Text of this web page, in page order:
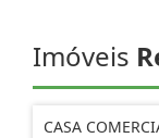
Imóveis
CASA